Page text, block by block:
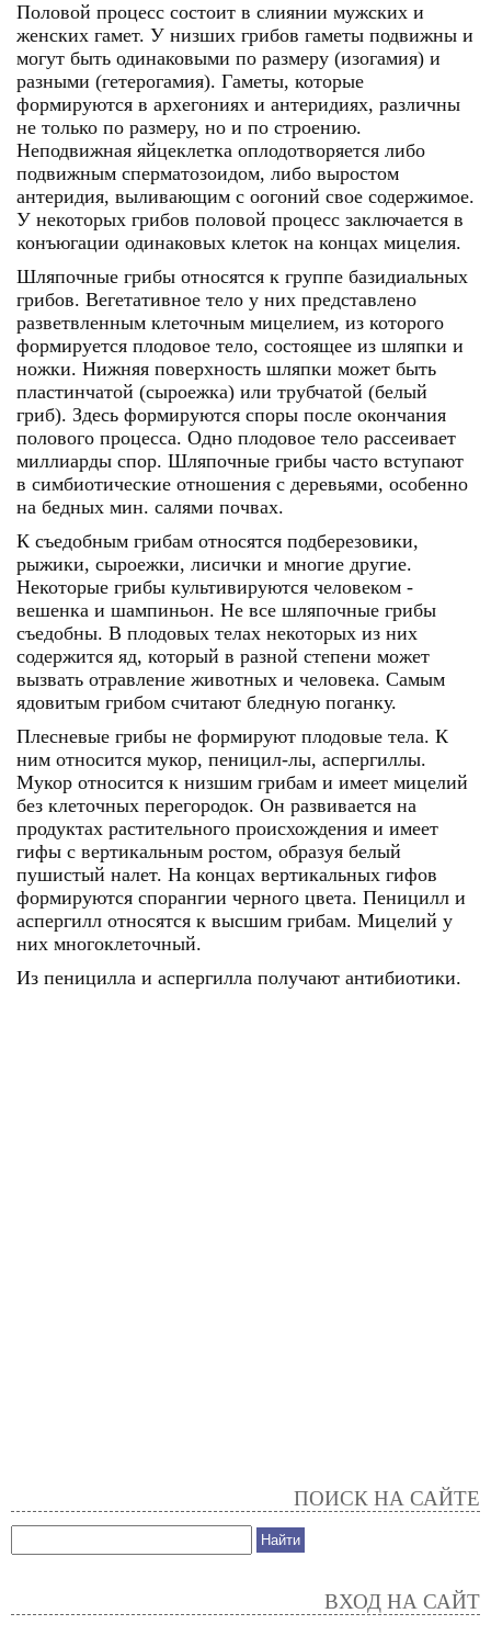
Половой процесс состоит в слиянии мужских и
женских гамет. У низших грибов гаметы подвижны и
могут быть одинаковыми по размеру (изогамия) и
разными (гетерогамия). Гаметы, которые
формируются в архегониях и антеридиях, различны
не только по размеру, но и по строению.
Неподвижная яйцеклетка оплодотворяется либо
подвижным сперматозоидом, либо выростом
антеридия, выливающим с оогоний свое содержимое.
У некоторых грибов половой процесс заключается в
конъюгации одинаковых клеток на концах мицелия.
Шляпочные грибы относятся к группе базидиальных
грибов. Вегетативное тело у них представлено
разветвленным клеточным мицелием, из которого
формируется плодовое тело, состоящее из шляпки и
ножки. Нижняя поверхность шляпки может быть
пластинчатой (сыроежка) или трубчатой (белый
гриб). Здесь формируются споры после окончания
полового процесса. Одно плодовое тело рассеивает
миллиарды спор. Шляпочные грибы часто вступают
в симбиотические отношения с деревьями, особенно
на бедных мин. салями почвах.
К съедобным грибам относятся подберезовики,
рыжики, сыроежки, лисички и многие другие.
Некоторые грибы культивируются человеком -
вешенка и шампиньон. Не все шляпочные грибы
съедобны. В плодовых телах некоторых из них
содержится яд, который в разной степени может
вызвать отравление животных и человека. Самым
ядовитым грибом считают бледную поганку.
Плесневые грибы не формируют плодовые тела. К
ним относится мукор, пеницил-лы, аспергиллы.
Мукор относится к низшим грибам и имеет мицелий
без клеточных перегородок. Он развивается на
продуктах растительного происхождения и имеет
гифы с вертикальным ростом, образуя белый
пушистый налет. На концах вертикальных гифов
формируются спорангии черного цвета. Пеницилл и
аспергилл относятся к высшим грибам. Мицелий у
них многоклеточный.
Из пеницилла и аспергилла получают антибиотики.
ПОИСК НА САЙТЕ
ВХОД НА САЙТ